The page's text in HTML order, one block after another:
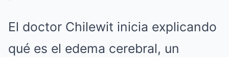
El doctor Chilewit inicia explicando
qué es el edema cerebral, un